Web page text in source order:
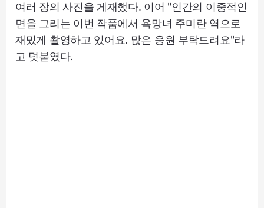
여러 장의 사진을 게재했다. 이어 "인간의 이중적인
면을 그리는 이번 작품에서 욕망녀 주미란 역으로
재밌게 촬영하고 있어요. 많은 응원 부탁드려요"라
고 덧붙였다.